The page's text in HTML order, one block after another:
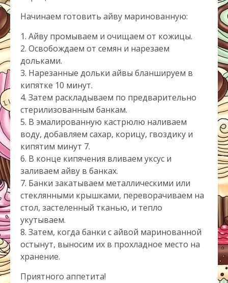
Начинаем готовить айву маринованную:
1. Айву промываем и очищаем от кожицы.
2. Освобождаем от семян и нарезаем
дольками.
3. Нарезанные дольки айвы бланшируем в
кипятке 10 минут.
4. Затем раскладываем по предварительно
стерилизованным банкам.
5. В эмалированную кастрюлю наливаем
воду, добавляем сахар, корицу, гвоздику и
кипятим минут 7.
6. В конце кипячения вливаем уксус и
заливаем айву в банках.
7. Банки закатываем металлическими или
стеклянными крышками, переворачиваем на
стол, застеленный тканью, и тепло
укутываем.
8. Затем, когда банки с айвой маринованной
остынут, выносим их в прохладное место на
хранение.
Приятного аппетита!